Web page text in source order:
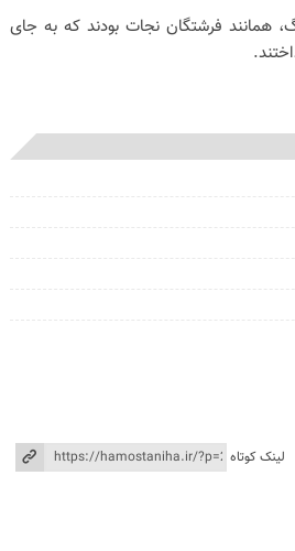
همانند فرشتگان نجات بودند که به جای
لینک کوتاه